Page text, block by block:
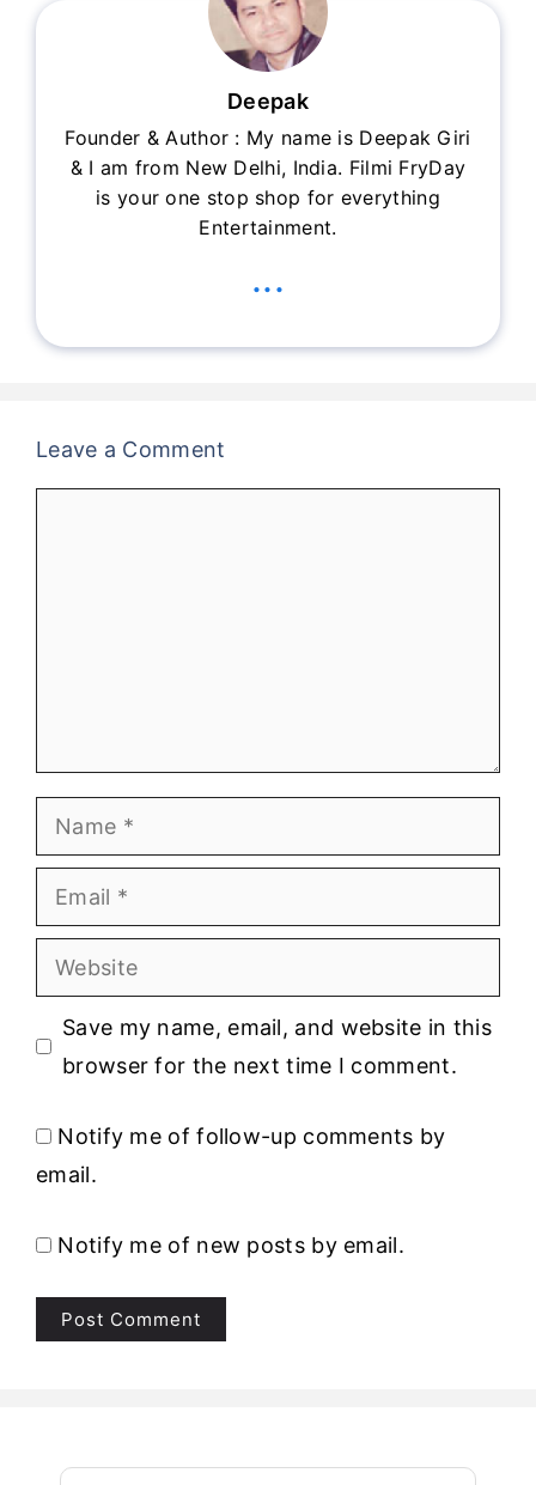
Deepak
Founder & Author : My name is Deepak Giri
& I am from New Delhi, India. Filmi FryDay
is your one stop shop for everything
Entertainment.
...
Leave a Comment
Name
Email
Website
Save my name, email, and website in this
browser for the next time I comment.
Notify me of follow-up comments by
email.
Notify me of new posts by email.